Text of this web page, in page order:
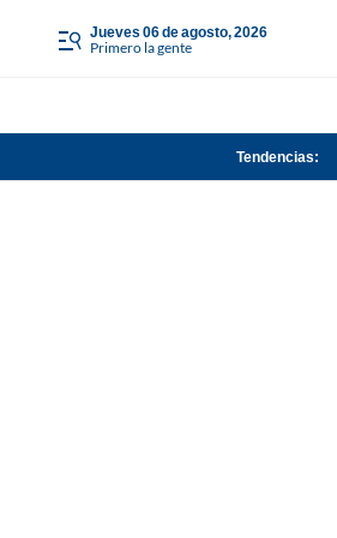
jueves 06 de agosto, 2026
Primero la gente
Tendencias: